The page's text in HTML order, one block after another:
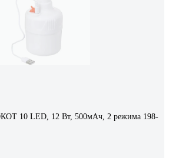
10 LED, 12 Вт, 500мАч, 2 режима 198-